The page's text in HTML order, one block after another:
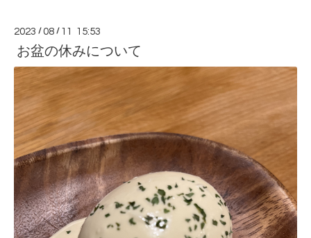
2023 /08 / 11 15:53
お盆の休みについて